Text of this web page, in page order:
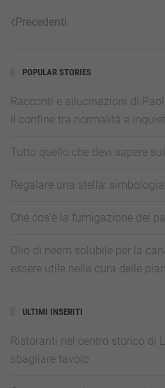
Precedenti
POPULAR STORIES
Racconti e allucinazioni di
il confine tra normalità e
Tutto quello che devi sapere
Regalare una stella:
Che cos’è la fumigazione dei
Olio di neem solubile per la
essere utile nella cura delle
ULTIMI INSERITI
Ristoranti nel centro storico di
sbagliare tavolo